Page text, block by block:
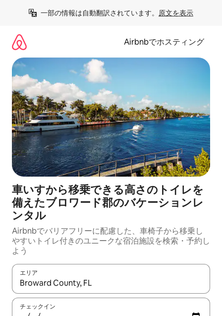
一部の情報は自動翻訳されています。 原文を表示
Airbnbでホスティング
車いすから移乗できる高さのトイレを
備えたブロワード郡のバケーションレ
ンタル
Airbnbでバリアフリーに配慮した、車椅子から移乗し
やすいトイレ付きのユニークな宿泊施設を検索・予約し
よう
エリア
検索結果が表示されたら、上下の矢印キーを使って移動するか
チェックイン